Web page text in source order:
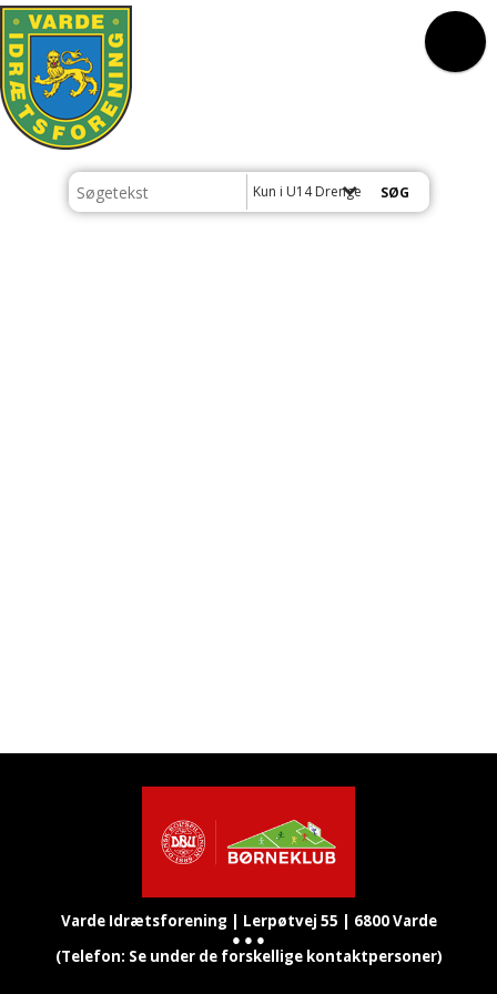
Kun i U14 Drenge
Varde Idrætsforening | Lerpøtvej 55 | 6800 Varde
● ● ●
(Telefon: Se under de forskellige kontaktpersoner)